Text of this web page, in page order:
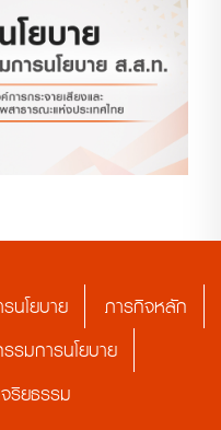
นโยบาย
ภารกิจหลัก
รมการนโยบาย
ริยธรรม